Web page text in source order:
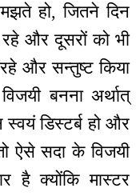
हो, जितने दिन
और दूसरों को भी
और सन्तुष्ट किया
बनना अर्थात्
डिस्टर्ब हो और
ऐसे सदा के विजयी
है क्योंकि मास्टर